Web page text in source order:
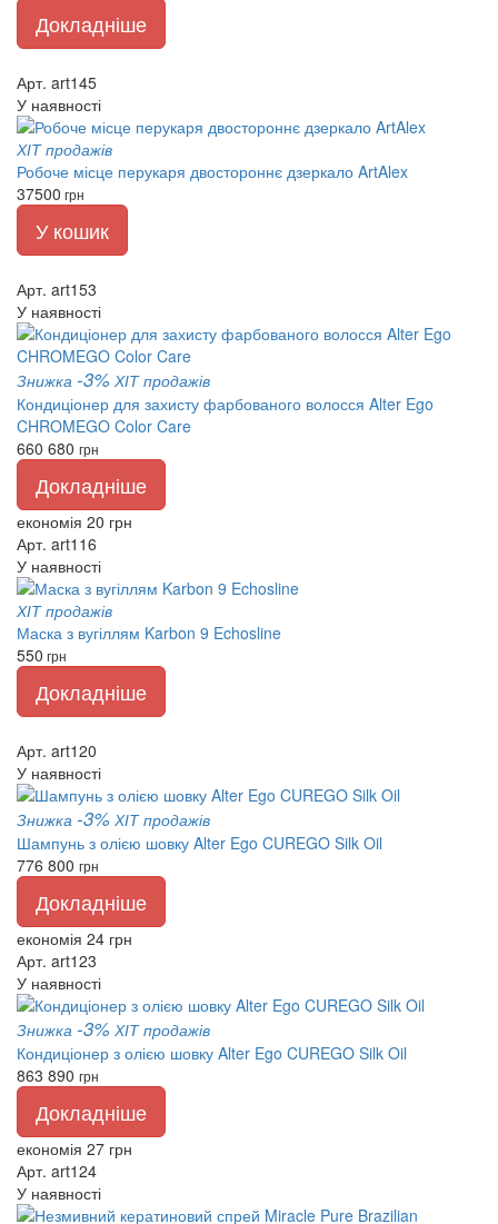
Докладніше
Арт. art145
У наявності
ХІТ продажів
Робоче місце перукаря двостороннє дзеркало ArtAlex
37500 грн
У кошик
Арт. art153
У наявності
Знижка -3% ХІТ продажів
Кондиціонер для захисту фарбованого волосся Alter Ego
CHROMEGO Color Care
660 680 грн
Докладніше
економія 20 грн
Арт. art116
У наявності
ХІТ продажів
Маска з вугіллям Karbon 9 Echosline
550 грн
Докладніше
Арт. art120
У наявності
Знижка -3% ХІТ продажів
Шампунь з олією шовку Alter Ego CUREGO Silk Oil
776 800 грн
Докладніше
економія 24 грн
Арт. art123
У наявності
Знижка -3% ХІТ продажів
Кондиціонер з олією шовку Alter Ego CUREGO Silk Oil
863 890 грн
Докладніше
економія 27 грн
Арт. art124
У наявності